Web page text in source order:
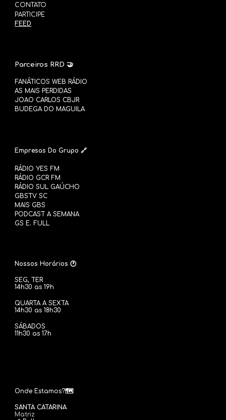
CONTAT O
PARTICIPE
FEED
Parceiros RRD 🤝
FANÁTICOS WEB RÁDIO
AS MAIS PERDIDAS
JOAO CARLOS CBJR
BUDEGA DO MAGUILA
Empresas Do Grupo 🔗
RÁDIO YES FM
RÁDIO GCR FM
RÁDIO SUL GAÚCHO
GBSTV SC
MAIS GBS
PODCAST A SEMANA
GS E. FULL
Nossos Horários 🕐
SEG, TER
14h30 as19h
QUARTA A SEXTA
14h30 as 18h30
SÁBADOS
11h30 as17h
Onde Estamos?🗺️
SANTA CATARINA
Matriz